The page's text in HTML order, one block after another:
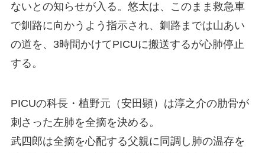
ないとの知らせが入る。悠太は、このまま救急車
で釧路に向かうよう指示され、釧路までは山あい
の道を、3時間かけてPICUに搬送するが心肺停止
する。
PICUの科長・植野元（安田顕）は淳之介の肋骨が
刺さった左肺を全摘を決める。
武四郎は全摘を心配する父親に同調し肺の温存を